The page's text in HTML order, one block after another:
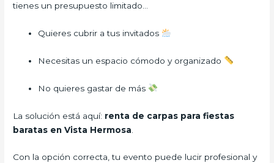
tienes un presupuesto limitado…
Quieres cubrir a tus invitados
Necesitas un espacio cómodo y organizado
No quieres gastar de más
La solución está aquí: renta de carpas para fiestas
baratas en Vista Hermosa
Con la opción correcta, tu evento puede lucir profesional y